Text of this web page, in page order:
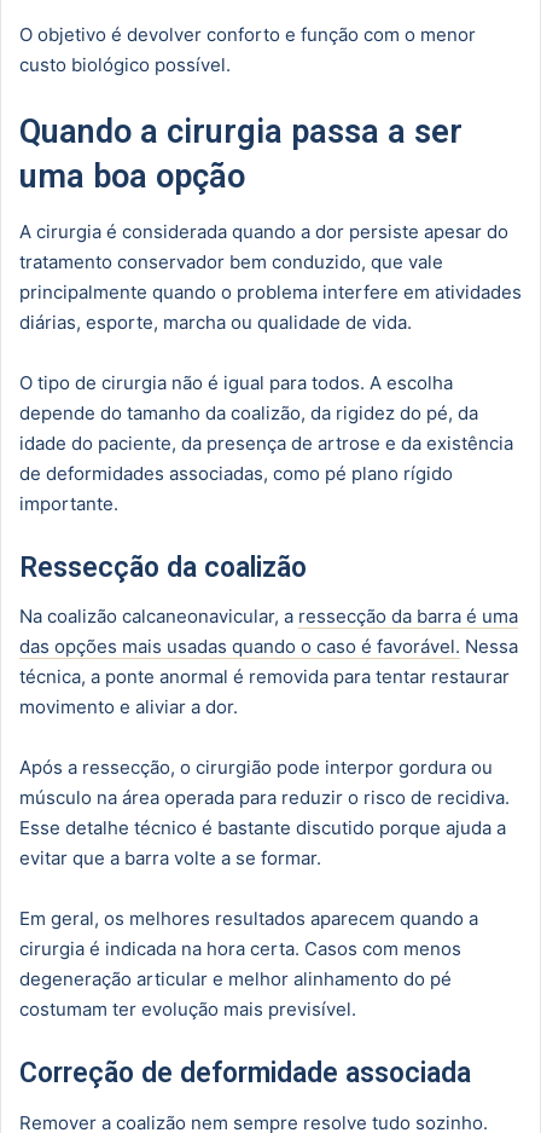
O objetivo é devolver conforto e função com o menor
custo biológico possível.
Quando a cirurgia passa a ser
uma boa opção
A cirurgia é considerada quando a dor persiste apesar do
tratamento conservador bem conduzido, que vale
principalmente quando o problema interfere em atividades
diárias, esporte, marcha ou qualidade de vida.
O tipo de cirurgia não é igual para todos. A escolha
depende do tamanho da coalizão, da rigidez do pé, da
idade do paciente, da presença de artrose e da existência
de deformidades associadas, como pé plano rígido
importante.
Ressecção da coalizão
Na coalizão calcaneonavicular, a ressecção da barra é uma
das opções mais usadas quando o caso é favorável. Nessa
técnica, a ponte anormal é removida para tentar restaurar
movimento e aliviar a dor.
Após a ressecção, o cirurgião pode interpor gordura ou
músculo na área operada para reduzir o risco de recidiva.
Esse detalhe técnico é bastante discutido porque ajuda a
evitar que a barra volte a se formar.
Em geral, os melhores resultados aparecem quando a
cirurgia é indicada na hora certa. Casos com menos
degeneração articular e melhor alinhamento do pé
costumam ter evolução mais previsível.
Correção de deformidade associada
Remover a coalizão nem sempre resolve tudo sozinho.